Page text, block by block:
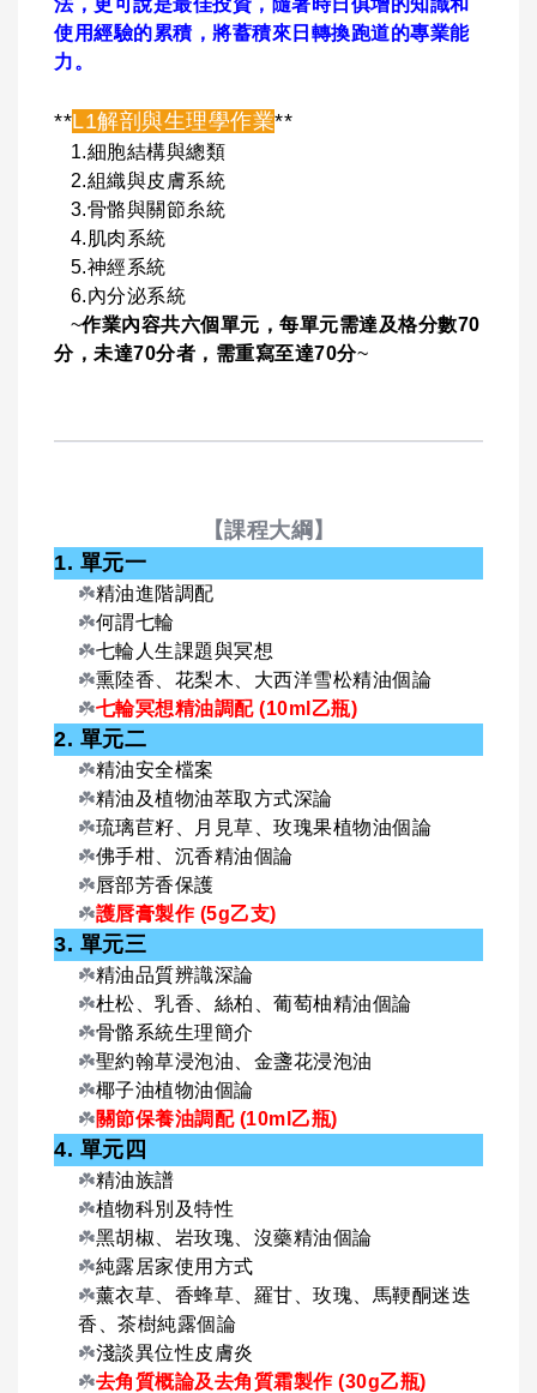
使用經驗的累積，將蓄積來日轉換跑道的專業能
力。
**L1解剖與生理學作業**
1.細胞結構與總類
2.組織與皮膚系統
3.骨骼與關節糸統
4.肌肉系統
5.神經系統
6.內分泌系統
~作業內容共六個單元，每單元需達及格分數70
分，未達70分者，需重寫至達70分~
【課程大綱】
1. 單元一
☘️精油進階調配
☘️何謂七輪
☘️七輪人生課題與冥想
☘️熏陸香、花梨木、大西洋雪松精油個論
☘️七輪冥想精油調配 (10ml乙瓶)
2. 單元二
☘️精油安全檔案
☘️精油及植物油萃取方式深論
☘️琉璃苣籽、月見草、玫瑰果植物油個論
☘️佛手柑、沉香精油個論
☘️唇部芳香保護
☘️護唇膏製作 (5g乙支)
3. 單元三
☘️精油品質辨識深論
☘️杜松、乳香、絲柏、葡萄柚精油個論
☘️骨骼系統生理簡介
☘️聖約翰草浸泡油、金盞花浸泡油
☘️椰子油植物油個論
☘️關節保養油調配 (10ml乙瓶)
4. 單元四
☘️精油族譜
☘️植物科別及特性
☘️黑胡椒、岩玫瑰、沒藥精油個論
☘️純露居家使用方式
☘️薰衣草、香蜂草、羅甘、玫瑰、馬鞕酮迷迭
香、茶樹純露個論
☘️淺談異位性皮膚炎
☘️去角質概論及去角質霜製作 (30g乙瓶)